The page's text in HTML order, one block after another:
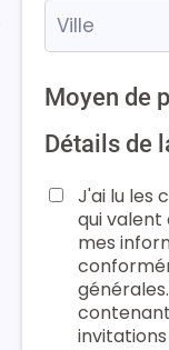
Moyen de
Détails de
J'ai lu les
qui
mes